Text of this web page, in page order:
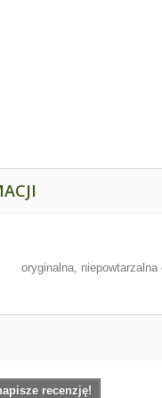
oryginalna,
recenzję!